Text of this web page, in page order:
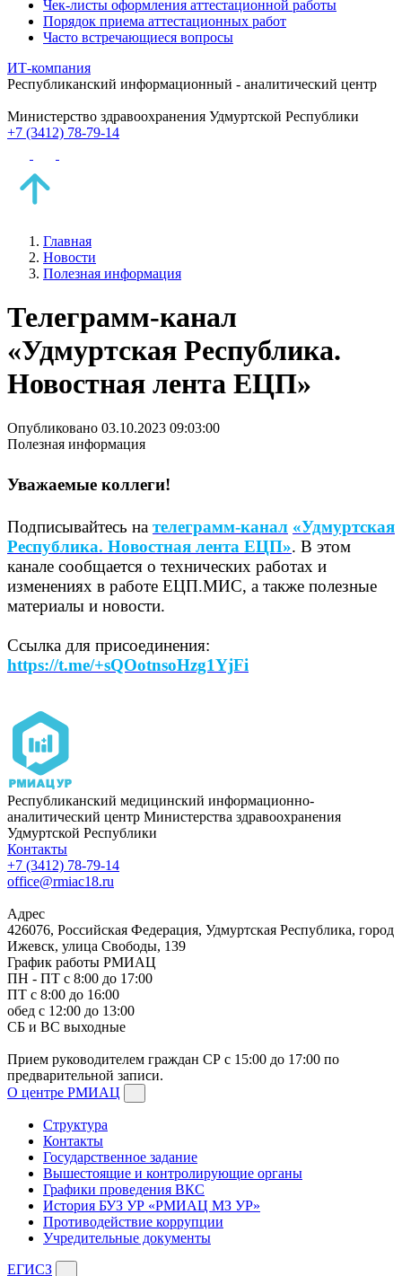
Чек-листы оформления аттестационной работы
Порядок приема аттестационных работ
Часто встречающиеся вопросы
ИТ-компания
Республиканский информационный - аналитический центр
Министерство здравоохранения Удмуртской Республики
+7 (3412) 78-79-14
Главная
Новости
Полезная информация
Телеграмм-канал
«Удмуртская Республика.
Новостная лента ЕЦП»
Опубликовано 03.10.2023 09:03:00
Полезная информация
Уважаемые коллеги!
Подписывайтесь на телеграмм-канал «Удмуртская
Республика. Новостная лента ЕЦП». В этом
канале сообщается о технических работах и
изменениях в работе ЕЦП.МИС, а также полезные
материалы и новости.
Ссылка для присоединения:
https://t.me/+sQOotnsoHzg1YjFi
Республиканский медицинский информационно-
аналитический центр Министерства здравоохранения
Удмуртской Республики
Контакты
+7 (3412) 78-79-14
office@rmiac18.ru
Адрес
426076, Российская Федерация, Удмуртская Республика, город
Ижевск, улица Свободы, 139
График работы РМИАЦ
ПН - ПТ с 8:00 до 17:00
ПТ с 8:00 до 16:00
обед с 12:00 до 13:00
СБ и ВС выходные
Прием руководителем граждан СР с 15:00 до 17:00 по
предварительной записи.
О центре РМИАЦ
Структура
Контакты
Государственное задание
Вышестоящие и контролирующие органы
Графики проведения ВКС
История БУЗ УР «РМИАЦ МЗ УР»
Противодействие коррупции
Учредительные документы
ЕГИСЗ